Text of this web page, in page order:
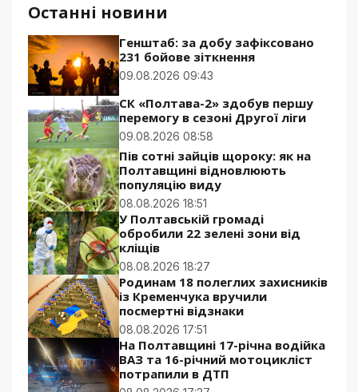
Останні новини
Генштаб: за добу зафіксовано
231 бойове зіткнення
09.08.2026 09:43
СК «Полтава-2» здобув першу
перемогу в сезоні Другої ліги
09.08.2026 08:58
Пів сотні зайців щороку: як на
Полтавщині відновлюють
популяцію виду
08.08.2026 18:51
У Полтавській громаді
обробили 22 зелені зони від
кліщів
08.08.2026 18:27
Родинам 18 полеглих захисників
із Кременчука вручили
посмертні відзнаки
08.08.2026 17:51
На Полтавщині 17-річна водійка
ВАЗ та 16-річний мотоцикліст
потрапили в ДТП